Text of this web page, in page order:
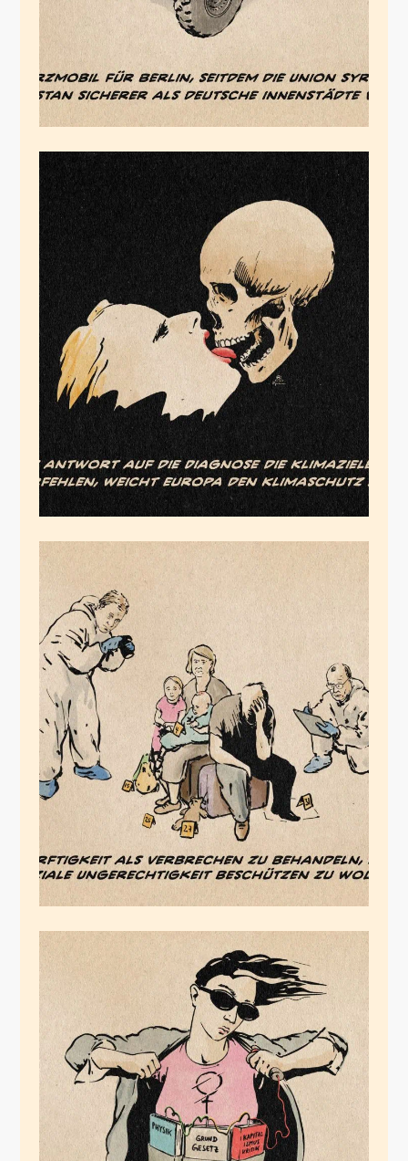
Wir Junkies
November 6, 2025
Die Bedürftigkeit-
Ahnder
November 4, 2025
Radikal
November 3, 2025